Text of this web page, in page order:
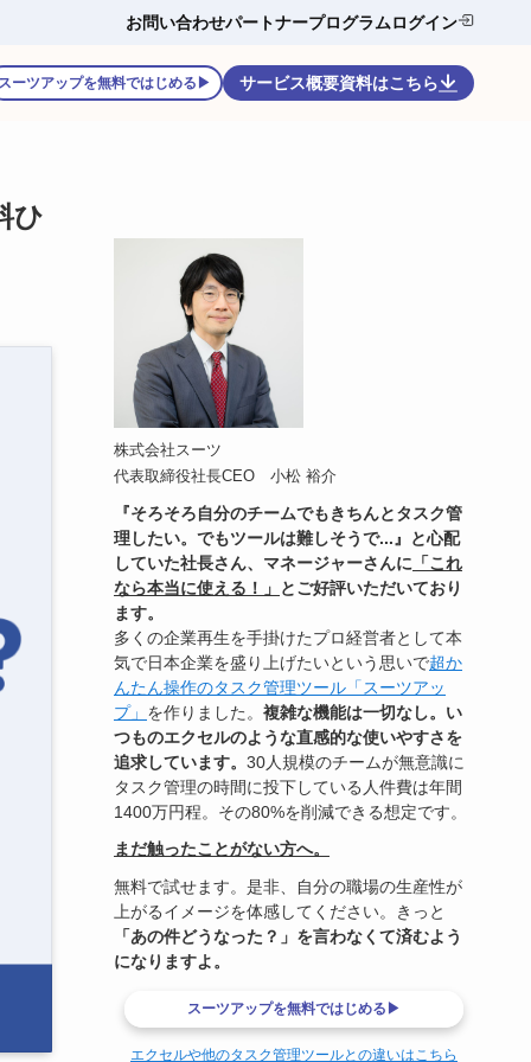
お問い合わせパートナープログラムログイン
スーツアップを無料ではじめる▶ サービス概要資料はこちら
ひ
株式会社スーツ
代表取締役社長CEO 小松 裕介
『そろそろ自分のチームでもきちんとタスク管
理したい。でもツールは難しそうで...』と心配
していた社長さん、マネージャーさんに 「これ
なら本当に使える！」 とご好評いただいており
ます。
多くの企業再生を手掛けたプロ経営者として本
気で日本企業を盛り上げたいという思いで超か
んたん操作のタスク管理ツール「スーツアッ
プ」 を作りました。 複雑な機能は一切なし。い
つものエクセルのような直感的な使いやすさを
追求しています。 30人規模のチームが無意識に
タスク管理の時間に投下している人件費は年間
1400万円程。その80%を削減できる想定です。
まだ触ったことがない方へ。
無料で試せます。是非、自分の職場の生産性が
上がるイメージを体感してください。きっと
「あの件どうなった？」を言わなくて済むよう
になりますよ。
スーツアップを無料ではじめる▶
エクセルや他のタスク管理ツールとの違いはこちら